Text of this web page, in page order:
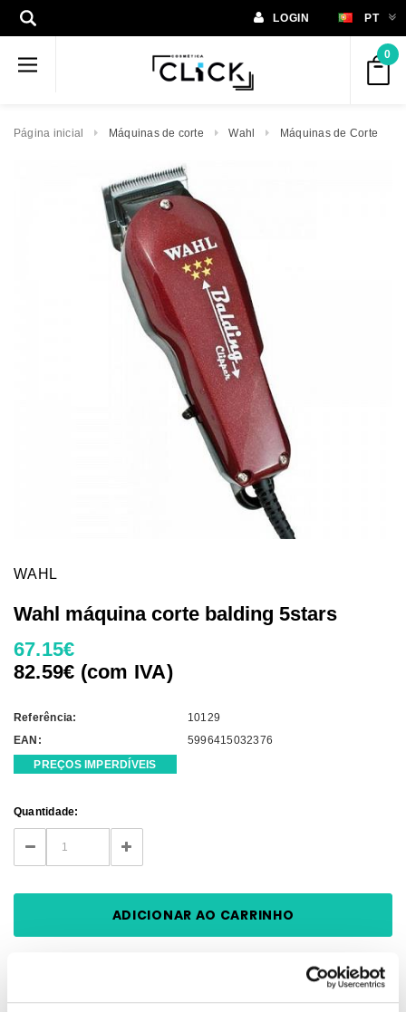
LOGIN PT
0
Página inicial Máquinas de corte Wahl Máquinas de Corte
WAHL
Wahl máquina corte balding 5stars
67.15€
82.59€ (com IVA)
Referência:
10129
EAN:
5996415032376
PREÇOS IMPERDÍVEIS
Current
Stock:
Quantidade:
DECREASE
QUANTITY:
INCREASE
QUANTITY: